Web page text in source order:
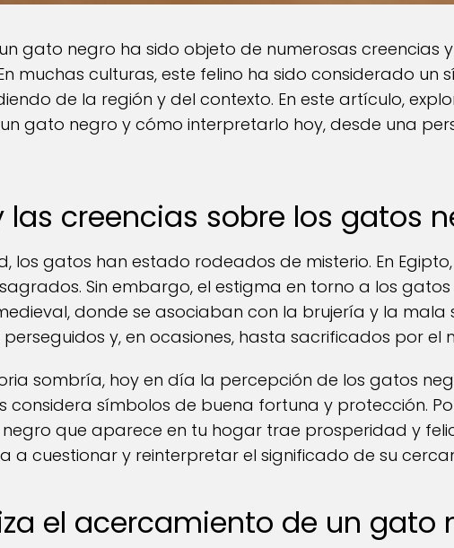
gato negro ha sido objeto de numerosas creencias
muchas culturas, este felino ha sido considerado un
de la región y del contexto. En este artículo,
gato negro y cómo interpretarlo hoy, desde una
las creencias sobre los gatos
los gatos han estado rodeados de misterio. En
Sin embargo, el estigma en torno a los
donde se asociaban con la brujería y la mala
y, en ocasiones, hasta sacrificados por el
sombría, hoy en día la percepción de los gatos
considera símbolos de buena fortuna y protección.
que aparece en tu hogar trae prosperidad y
a cuestionar y reinterpretar el significado de su
el acercamiento de un gato